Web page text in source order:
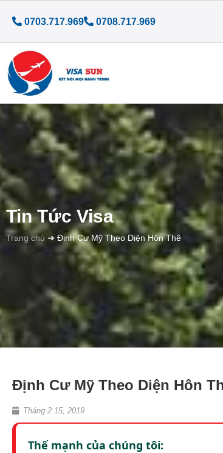
0703.717.969 0708.717.969
Tin Tức Visa
Trang chủ ➜ Định Cư Mỹ Theo Diện Hôn Thê
Định Cư Mỹ Theo Diện Hôn
Tháng 2 15, 2019
Thế mạnh của chúng tôi: